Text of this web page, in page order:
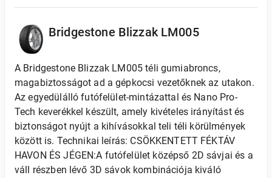
Bridgestone Blizzak LM005
A Bridgestone Blizzak LM005 téli gumiabroncs,
magabiztosságot ad a gépkocsi vezetőknek az utakon.
Az egyedülálló futófelület-mintázattal és Nano Pro-
Tech keverékkel készült, amely kivételes irányítást és
biztonságot nyújt a kihívásokkal teli téli körülmények
között is. Technikai leírás: CSÖKKENTETT FÉKTÁV
HAVON ÉS JÉGEN:A futófelület középső 2D sávjai és a
váll részben lévő 3D sávok kombinációja kiváló